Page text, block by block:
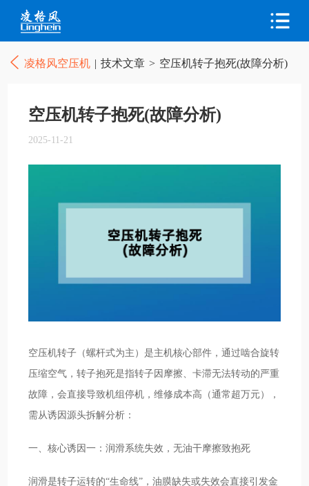
凌格风空压机 | 技术文章 > 空压机转子抱死(故障分析)
空压机转子抱死(故障分析)
2025-11-21
空压机转子（螺杆式为主）是主机核心部件，通过啮合旋转
压缩空气，转子抱死是指转子因摩擦、卡滞无法转动的严重
故障，会直接导致机组停机，维修成本高（通常超万元），
需从诱因源头拆解分析：
一、核心诱因一：润滑系统失效，无油干摩擦致抱死
润滑是转子运转的“生命线”，油膜缺失或失效会直接引发金